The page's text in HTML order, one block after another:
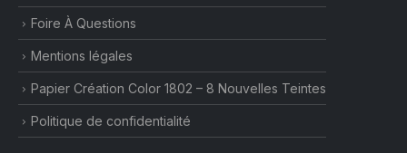
Foire À Questions
Mentions légales
Papier Création Color 1802 – 8 Nouvelles Teintes
Politique de confidentialité